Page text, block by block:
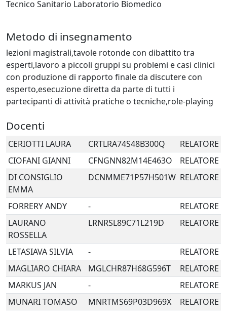
Tecnico Sanitario Laboratorio Biomedico
Metodo di insegnamento
lezioni magistrali,tavole rotonde con dibattito tra
esperti,lavoro a piccoli gruppi su problemi e casi clinici
con produzione di rapporto finale da discutere con
esperto,esecuzione diretta da parte di tutti i
partecipanti di attività pratiche o tecniche,role-playing
Docenti
CERIOTTI LAURA CRTLRA74S48B300Q
RELATORE
CIOFANI GIANNI CFNGNN82M14E463O
RELATORE
DI CONSIGLIO
EMMA
DCNMME71P57H501W RELATORE
FORRERYANDY -
RELATORE
LAURANO
ROSSELLA
LRNRSL89C71L219D RELATORE
LETASIAVASILVIA -
RELATORE
MAGLIARO CHIARA MGLCHR87H68G596T
RELATORE
MARKUS JAN -
RELATORE
MUNARITOMASO MNRTMS69P03D969X
RELATORE